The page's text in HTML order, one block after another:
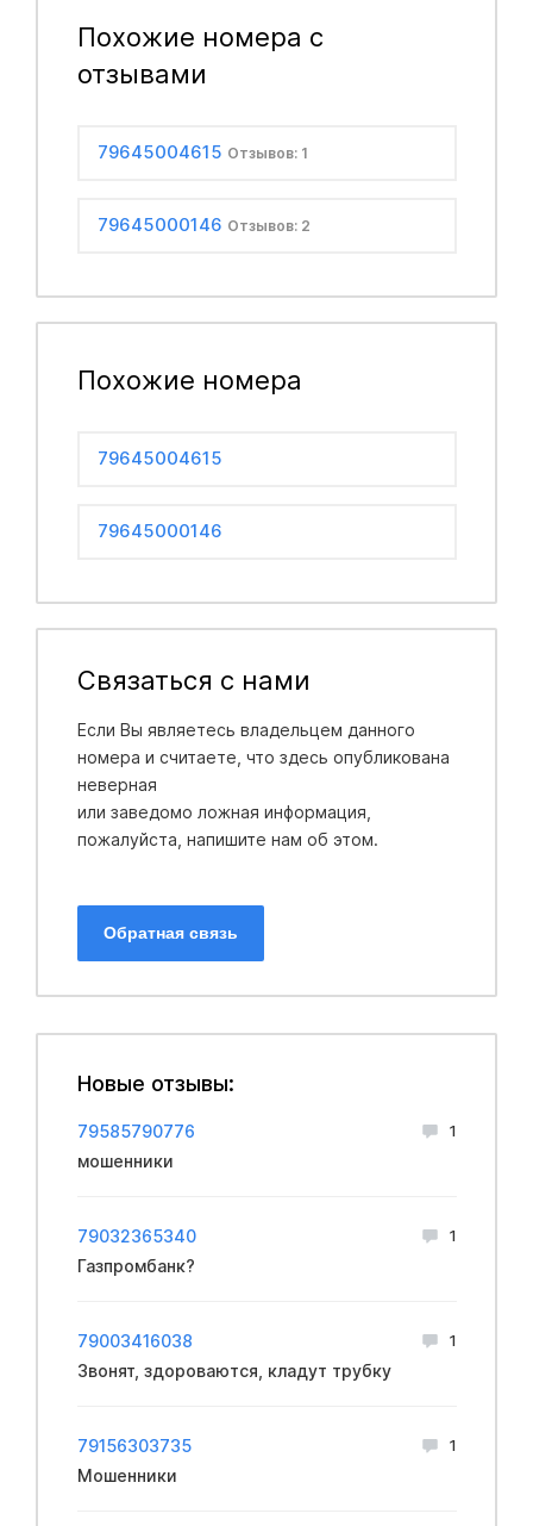
Похожие номера с
отзывами
79645004615 Отзывов: 1
79645000146 Отзывов: 2
Похожие номера
79645004615
79645000146
Связаться с нами
Если Вы являетесь владельцем данного
номера и считаете, что здесь опубликована
неверная
или заведомо ложная информация,
пожалуйста, напишите нам об этом.
Обратная связь
Новые отзывы:
79585790776 1
мошенники
79032365340 1
Газпромбанк?
79003416038 1
Звонят, здороваются, кладут трубку
79156303735 1
Мошенники